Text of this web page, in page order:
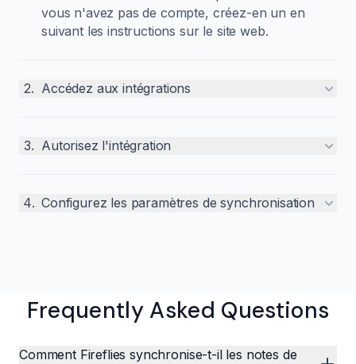
vous n'avez pas de compte, créez-en un en
suivant les instructions sur le site web.
2. Accédez aux intégrations
3. Autorisez l'intégration
4. Configurez les paramètres de synchronisation
Frequently Asked Questions
Comment Fireflies synchronise-t-il les notes de